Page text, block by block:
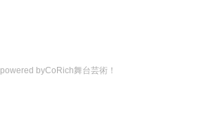
powered byCoRich舞台芸術！